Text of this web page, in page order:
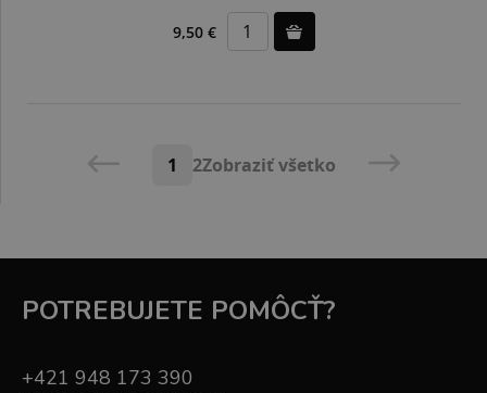
9,50 €
1 2Zobraziť všetko
POTREBUJETE POMÔCŤ?
+421 948 173 390